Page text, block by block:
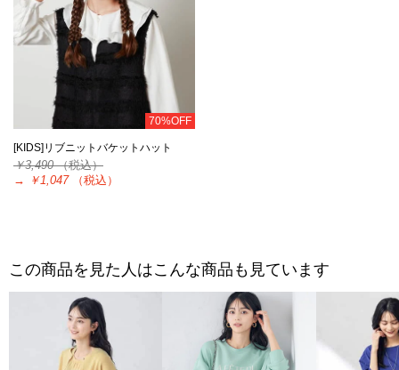
70%OFF
[KIDS]リブニットバケットハット
￥3,490（税込）
→
￥1,047 （税込）
この商品を見た人はこんな商品も見ています